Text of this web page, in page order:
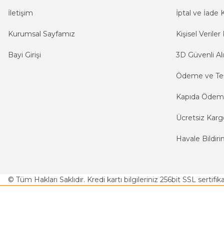
İletişim
Kurumsal Sayfamız
Bayi Girişi
İptal ve İade
Kişisel Veriler
3D Güvenli
Ödeme ve
Kapıda
Ücretsiz
Havale
© Tüm Hakları Saklıdır. Kredi kartı bilgileriniz 256bit SSL